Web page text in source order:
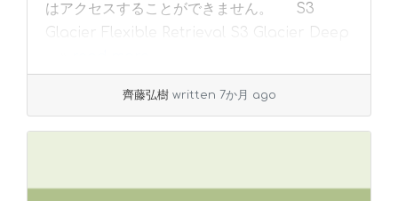
はアクセスすることができません。 S3
Glacier Flexible Retrieval S3 Glacier Deep
齊藤弘樹 written 7か月 ago